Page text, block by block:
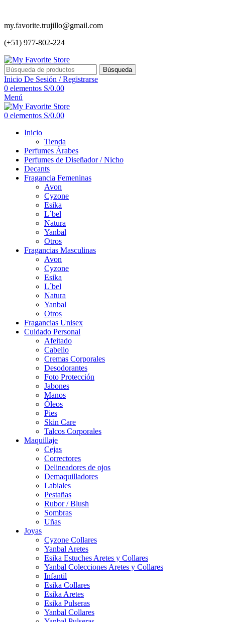
my.favorite.trujillo@gmail.com
(+51) 977-802-224
Búsqueda
Inicio De Sesión / Registrarse
0 elementos S/0.00
Menú
0 elementos S/0.00
Inicio
Tienda
Perfumes Árabes
Perfumes de Diseñador / Nicho
Decants
Fragancia Femeninas
Avon
Cyzone
Esika
L´bel
Natura
Yanbal
Otros
Fragancias Masculinas
Avon
Cyzone
Esika
L´bel
Natura
Yanbal
Otros
Fragancias Unisex
Cuidado Personal
Afeitado
Cabello
Cremas Corporales
Desodorantes
Foto Protección
Jabones
Manos
Óleos
Pies
Skin Care
Talcos Corporales
Maquillaje
Cejas
Correctores
Delineadores de ojos
Demaquilladores
Labiales
Pestañas
Rubor / Blush
Sombras
Uñas
Joyas
Cyzone Collares
Yanbal Aretes
Esika Estuches Aretes y Collares
Yanbal Colecciones Aretes y Collares
Infantil
Esika Collares
Esika Aretes
Esika Pulseras
Yanbal Collares